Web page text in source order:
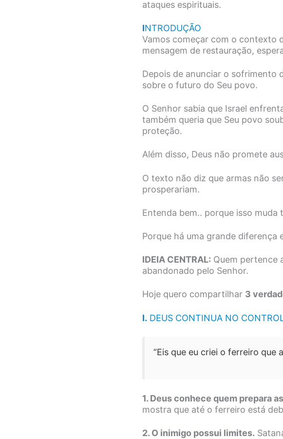
ataques espirituais.
INTRODUÇÃO
Vamos começar com o contexto
mensagem de restauração,
Depois de anunciar o sofrimento
sobre o futuro do Seu povo.
O Senhor sabia que Israel
também queria que Seu povo
proteção.
Além disso, Deus não promete
O texto não diz que armas não
prosperariam.
Entenda bem.. porque isso muda
Porque há uma grande
IDEIA CENTRAL: Quem pertence
abandonado pelo Senhor.
Hoje quero compartilhar 3
I. DEUS CONTINUA NO
“Eis que eu criei o ferreiro que
1. Deus conhece quem prepara
mostra que até o ferreiro está
2. O inimigo possui limites.